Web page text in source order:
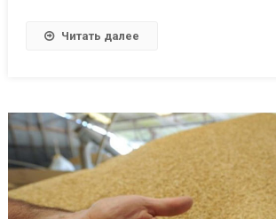
Читать далее